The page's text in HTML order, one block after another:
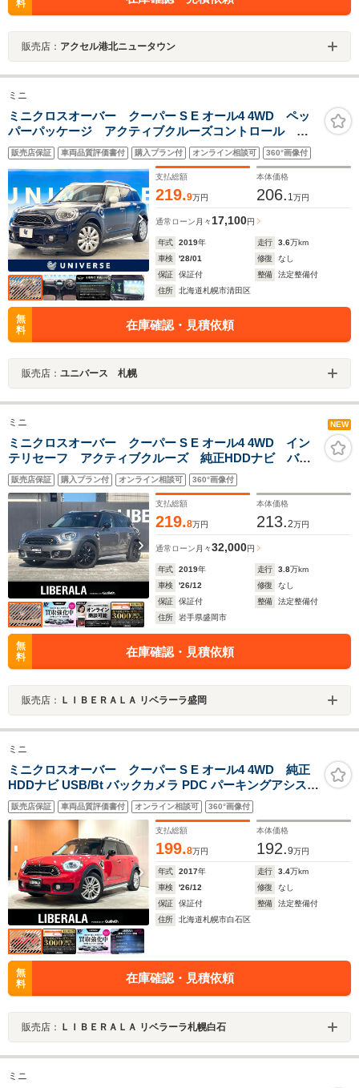
料
販売店： アクセル港北ニュータウン
ミニ
ミニクロスオーバー クーパー S E オール4 4WD ペッ
パーパッケージ アクティブクルーズコントロール 電
動リアゲート バックカメラ パークディスタンスコン
トロール LEDヘッドライト シートヒーター 純正ナ
ビ 純正18インチアルミホイール ETC
販売店保証 車両品質評価書付 購入プラン付 オンライン相談可 360°画像付
支払総額
219.9万円
本体価格
206. 1万円
通常ローン 月々17,100円
年式 2019年 走行 3.6万km
車検
'28/01 修復
なし
保証
保証付 整備
法定整備付
住所
北海道札幌市清田区
無
料
在庫確認・見積依頼
販売店： ユニバース 札幌
ミニ NEW
ミニクロスオーバー クーパー S E オール4 4WD イン
テリセーフ アクティブクルーズ 純正HDDナビ バッ
クカメラ パークディスタンスコントロール コンフォ
ートアクセス ミラーETC シートヒーター パワーバ
ックドア LEDライト フォグランプ
販売店保証 購入プラン付 オンライン相談可 360°画像付
支払総額
219.8万円
本体価格
213.2万円
通常ローン 月々32,000円
年式 2019年 走行 3.8万km
車検
'26/12 修復
なし
保証
保証付 整備
法定整備付
住所
岩手県盛岡市
無
料
在庫確認・見積依頼
販売店： ＬＩＢＥＲＡＬＡ リベラーラ盛岡
ミニ
ミニクロスオーバー クーパー S E オール4 4WD 純正
HDDナビ USB/Bt バックカメラ PDC パーキングアシスト
LEDヘッドライト ACC シートヒーター パワーテールゲ
ート ドライブレコーダー 禁煙車
販売店保証 車両品質評価書付 オンライン相談可 360°画像付
支払総額
199.8万円
本体価格
192.9万円
年式 2017年 走行 3.4万km
車検
'26/12 修復
なし
保証
保証付 整備
法定整備付
住所
北海道札幌市白石区
無
料
在庫確認・見積依頼
販売店： ＬＩＢＥＲＡＬＡ リベラーラ札幌白石
ミニ